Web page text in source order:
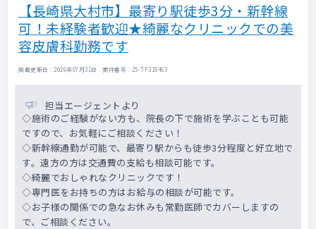
【長崎県大村市】最寄り駅徒歩3分・新幹線
可！未経験者歓迎★綺麗なクリニックでの美
容皮膚科勤務です
掲載更新日 : 2026年07月31日 案件番号 : 25-TF318463
担当エージェントより
◇施術のご経験がない方も、院長の下で施術を学ぶことも可能
ですので、お気軽にご相談ください！
◇新幹線通勤が可能で、最寄り駅からも徒歩3分程度と好立地で
す。遠方の方は交通費の支給も相談可能です。
◇綺麗でおしゃれなクリニックです！
◇専門医をお持ちの方はお給与の相談が可能です。
◇お子様の関係での急なお休みも常勤医師でカバーしますの
で、ご相談ください。